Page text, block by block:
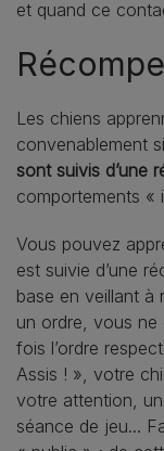
et quand ce
Les chiens
convenablement
sont suivis d’une
comportements «
Vous pouvez
est suivie d’une
base en veillant à
un ordre, vous ne
fois l’ordre
Assis ! », votre
votre attention,
séance de jeu...